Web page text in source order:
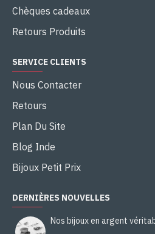
Chèques cadeaux
Retours Produits
SERVICE CLIENTS
Nous Contacter
Retours
Plan Du Site
Blog Inde
Bijoux Petit Prix
DERNIÈRES NOUVELLES
Nos bijoux en argent